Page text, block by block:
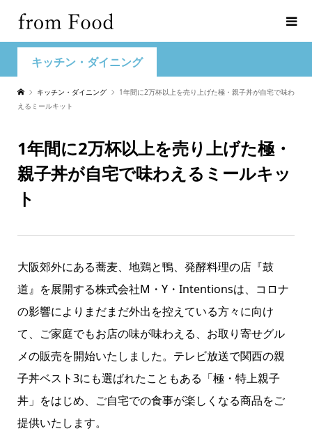
キッチン・ダイニング
キッチン・ダイニング
1年間に2万杯以上を売り上げた極・親子丼が自宅で味わ
えるミールキット
1年間に2万杯以上を売り上げた極・
親子丼が自宅で味わえるミールキッ
ト
大阪郊外にある蕎麦、地鶏と鴨、発酵料理の店『鼓
道』を展開する株式会社M・Y・Intentionsは、コロナ
の影響によりまだまだ外出を控えている方々に向け
て、ご家庭でもお店の味が味わえる、お取り寄せグル
メの販売を開始いたしました。テレビ放送で関西の親
子丼ベスト3にも選ばれたこともある「極・特上親子
丼」をはじめ、ご自宅での食事が楽しくなる商品をご
提供いたします。